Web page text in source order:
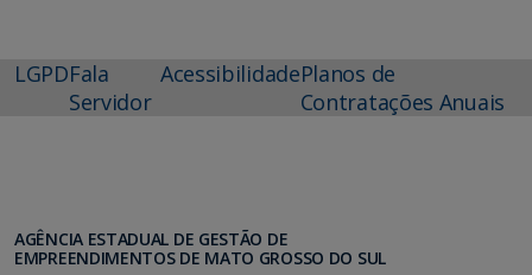
LGPDFala
Servidor
AcessibilidadePlanos de
Contratações Anuais
AGÊNCIA ESTADUAL DE GESTÃO DE
EMPREENDIMENTOS DE MATO GROSSO DO SUL